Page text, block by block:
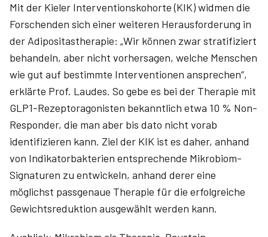
Mit der Kieler Interventionskohorte (KIK) widmen die
Forschenden sich einer weiteren Herausforderung in
der Adipositastherapie: „Wir können zwar stratifiziert
behandeln, aber nicht vorhersagen, welche Menschen
wie gut auf bestimmte Interventionen ansprechen“,
erklärte Prof. Laudes. So gebe es bei der Therapie mit
GLP1-Rezeptoragonisten bekanntlich etwa 10 % Non-
Responder, die man aber bis dato nicht vorab
identifizieren kann. Ziel der KIK ist es daher, anhand
von Indikatorbakterien entsprechende Mikrobiom-
Signaturen zu entwickeln, anhand derer eine
möglichst passgenaue Therapie für die erfolgreiche
Gewichtsreduktion ausgewählt werden kann.